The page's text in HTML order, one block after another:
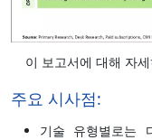
이 보고서에 대해 자
주요 시사점:
기술 유형별로는